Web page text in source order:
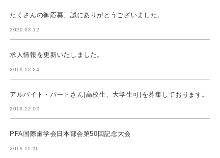
たくさんの御応募、誠にありがとうございました。
2020.03.12
求人情報を更新いたしました。
2019.12.24
アルバイト・パートさん(高校生、大学生可)を募集しております。
2019.12.02
PFA国際歯学会日本部会第50回記念大会
2019.11.26